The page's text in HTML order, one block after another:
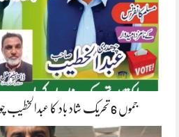
جموں 6 تحریک شاد باد کا عبدالخطیب چودھری کی حمایت کا اعلان